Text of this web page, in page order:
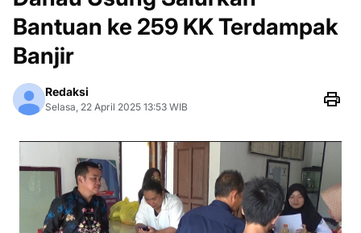
Bantuan ke 259 KK Terdampak
Banjir
Redaksi
Selasa, 22 April 2025 13:53 WIB